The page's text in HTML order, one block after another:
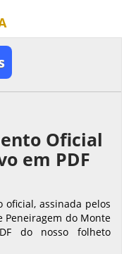
Oficial
em PDF
oficial, assinada pelos
do Monte
do nosso folheto